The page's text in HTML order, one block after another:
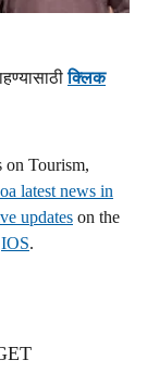
क्लिक
on Tourism,
latest news in
updates on the
IOS.